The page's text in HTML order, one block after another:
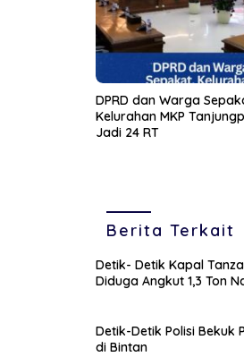
DPRD dan Warga
Kelurahan MKP
Jadi 24 RT
Berita Terkait
Detik- Detik Kapal
Diduga Angkut 1,3 Ton
Detik-Detik Polisi Bekuk
di Bintan